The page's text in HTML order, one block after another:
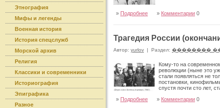
Этнография
Мифы и легенды
Военная история
История спецслужб
Морской архив
Религия
Классики и современники
Историография
Эпиграфика
Разное
» Подробнее » Комментарии 0
Трагедия России
Автор: yurlov | Раздел: ��������
Кому-то на
революции (ныне это
стали появляться не
постановки,
спустя почти сто лет,
» Подробнее » Комментарии 0